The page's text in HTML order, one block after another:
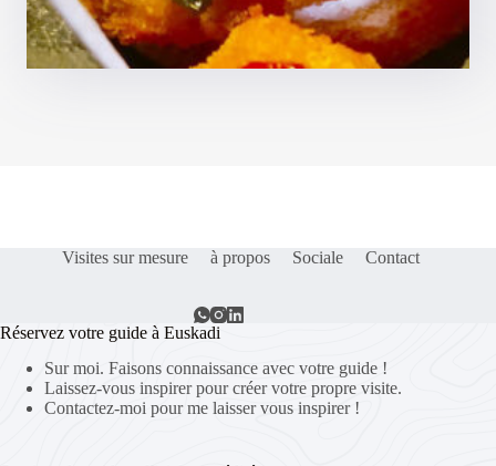
Visites sur mesure à propos Sociale Contact
Réservez votre guide à Euskadi
Sur moi. Faisons connaissance avec votre guide !
Laissez-vous inspirer pour créer votre propre visite.
Contactez-moi pour me laisser vous inspirer !